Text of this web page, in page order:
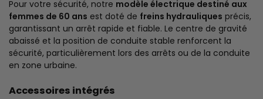
Pour votre sécurité, notre modèle électrique destiné aux
femmes de 60 ans est doté de freins hydrauliques précis,
garantissant un arrêt rapide et fiable. Le centre de gravité
abaissé et la position de conduite stable renforcent la
sécurité, particulièrement lors des arrêts ou de la conduite
en zone urbaine.
Accessoires intégrés